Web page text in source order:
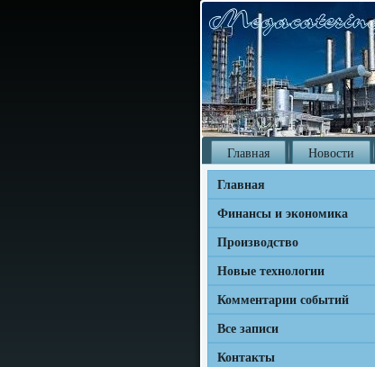
Главная Новости
Главная
Финансы и экономика
Производство
Новые технологии
Комментарии событий
Все записи
Контакты